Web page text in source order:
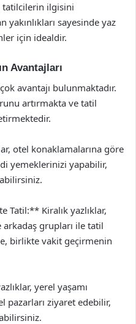
tatilcilerin ilgisini
yakınlıkları sayesinde yaz
için idealdir.
Avantajları
avantajı bulunmaktadır.
artırmakta ve tatil
otel konaklamalarına göre
yemeklerinizi yapabilir,
Tatil:** Kiralık yazlıklar,
arkadaş grupları ile tatil
birlikte vakit geçirmenin
yerel yaşamı
pazarları ziyaret edebilir,